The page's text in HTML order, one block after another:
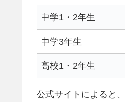
中学1・2年生
中学3年生
高校1・2年生
公式サイトによると